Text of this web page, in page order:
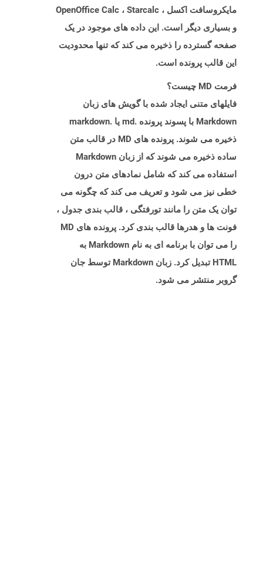
مایکروسافت اکسل ، OpenOffice Calc ، Starcalc
و بسیاری دیگر است. این داده های موجود در یک
صفحه گسترده را ذخیره می کند که تنها محدودیت
این قالب پرونده است.
فرمت MD چیست؟
فایلهای متنی ایجاد شده با گویش های زبان
Markdown با پسوند پرونده .md یا .markdown
ذخیره می شوند. پرونده های MD در قالب متن
ساده ذخیره می شوند که از زبان Markdown
استفاده می کند که شامل نمادهای متن درون
خطی نیز می شود و تعریف می کند که چگونه می
توان یک متن را مانند تورفتگی ، قالب بندی جدول ،
فونت ها و هدرها قالب بندی کرد. پرونده های MD
را می توان با برنامه ای به نام Markdown به
HTML تبدیل کرد. زبان Markdown توسط جان
گروبر منتشر می شود.